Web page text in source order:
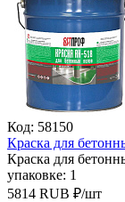
Код: 58150
Краска для
Краска для
упаковке: 1
5814 RUB ₽/шт